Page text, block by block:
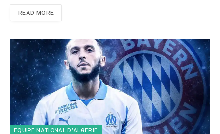
READ MORE
EQUIPE NATIONAL D'ALGERIE